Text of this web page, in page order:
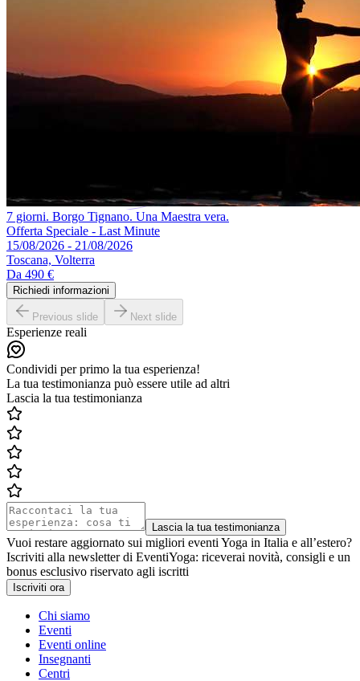
7 giorni. Borgo Tignano. Una Maestra vera.
Offerta Speciale - Last Minute
15/08/2026 - 21/08/2026
Toscana, Volterra
Da 490 €
Richiedi informazioni
Previous slide Next slide
Esperienze reali
Condividi per primo la tua esperienza!
La tua testimonianza può essere utile ad altri
Lascia la tua testimonianza
Lascia la tua testimonianza
Vuoi restare aggiornato sui migliori eventi Yoga in Italia e all’estero?
Iscriviti alla newsletter di EventiYoga: riceverai novità, consigli e un
bonus esclusivo riservato agli iscritti
Iscriviti ora
Chi siamo
Eventi
Eventi online
Insegnanti
Centri